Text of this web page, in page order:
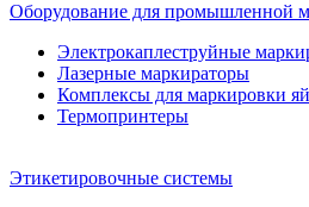
Оборудование для промышленной
Электрокаплеструйные
Лазерные маркираторы
Комплексы для маркировки
Термопринтеры
Этикетировочные системы